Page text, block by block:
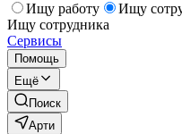
Ищу работу
Ищу
Ищу сотрудника
Сервисы
Помощь
Ещё
Поиск
Арти